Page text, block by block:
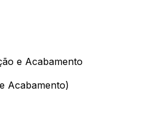
e Acabamento
Acabamento)